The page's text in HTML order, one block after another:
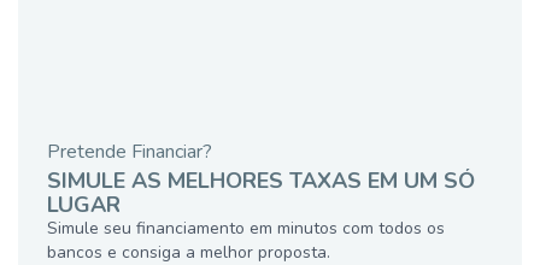
Pretende Financiar?
SIMULE AS MELHORES TAXAS EM UM SÓ
LUGAR
Simule seu financiamento em minutos com todos os
bancos e consiga a melhor proposta.